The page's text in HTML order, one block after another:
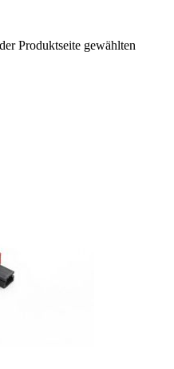
Produktseite gewählten